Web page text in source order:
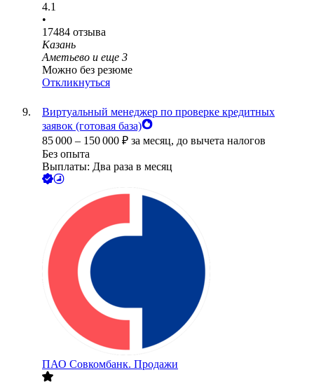
4.1
•
17484 отзыва
Казань
Аметьево и еще 3
Можно без резюме
Откликнуться
Виртуальный менеджер по проверке кредитных
заявок (готовая база)
85 000 – 150 000 ₽ за месяц, до вычета налогов
Без опыта
Выплаты: Два раза в месяц
ПАО Совкомбанк. Продажи